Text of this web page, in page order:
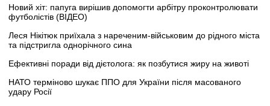
Новий хіт: папуга вирішив допомогти арбітру проконтролювати
футболістів (ВІДЕО)
Леся Нікітюк приїхала з нареченим-військовим до рідного міста
та підстригла однорічного сина
Ефективні поради від дієтолога: як позбутися жиру на животі
НАТО терміново шукає ППО для України після масованого
удару Росії